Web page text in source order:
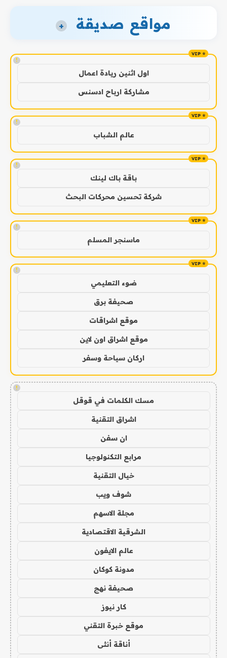
مواقع صديقة +
!
اول اثنين ريادة اعمال
مشاركة ارباح ادسنس
!
عالم الشباب
!
باقة باك لينك
شركة تحسين محركات البحث
!
ماسنجر المسلم
!
ضوء التعليمي
صحيفة برق
موقع اشراقات
موقع اشراق اون لاين
اركان سياحة وسفر
!
مسك الكلمات في قوقل
اشراق التقنية
ان سفن
مرابع التكنولوجيا
خيال التقنية
شوف ويب
مجلة الاسهم
الشرقية الاقتصادية
عالم الايفون
مدونة كوكان
صحيفة نهج
كار نيوز
موقع خبرة التقني
أناقة أنثى